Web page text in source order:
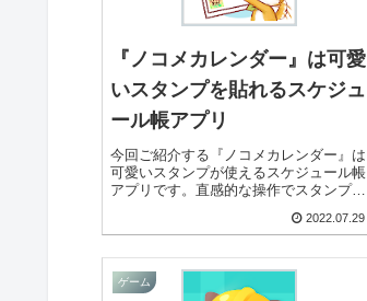
『ノコメカレンダー』は可愛
いスタンプを貼れるスケジュ
ール帳アプリ
今回ご紹介する『ノコメカレンダー』は
可愛いスタンプが使えるスケジュール帳
アプリです。直感的な操作でスタンプを
ます。ToDo機能や検索機能など、便利
2022.07.29
ゲーム